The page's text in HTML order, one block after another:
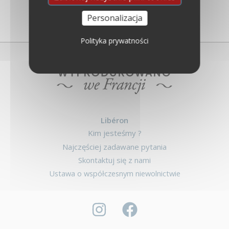
Libéron
Kim jesteśmy ?
Najczęściej zadawane pytania
Skontaktuj się z nami
Ustawa o współczesnym niewolnictwie
Personalizacja
Polityka prywatności